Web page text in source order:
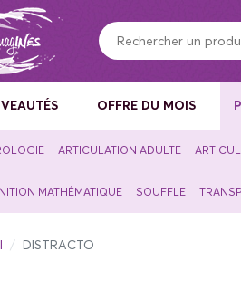
OFFRE DU MOIS
ARTICULATION ADULTE
MATHÉMATIQUE SOUFFLE
DISTRACTO